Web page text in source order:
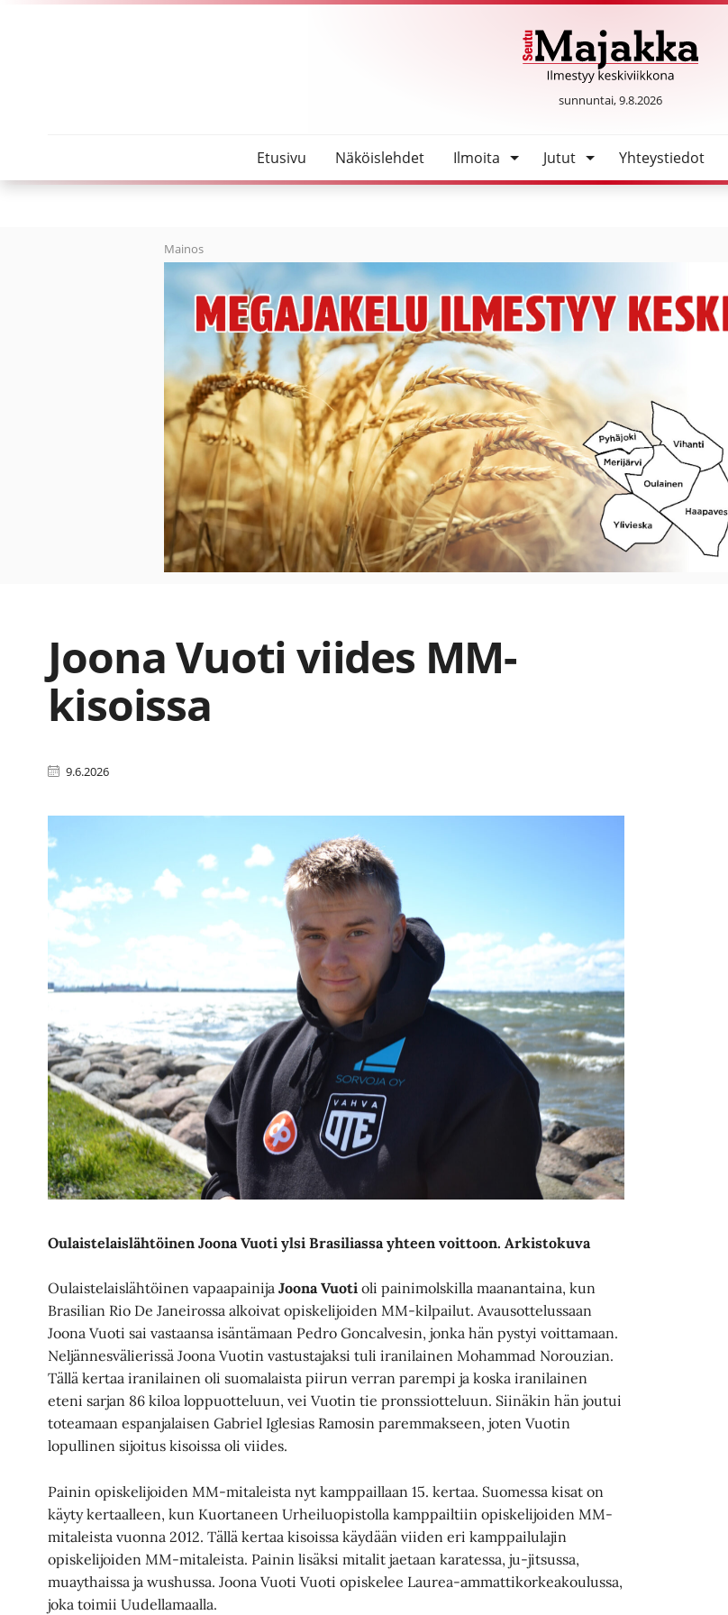
SeutuMajakka
sunnuntai, 9.8.2026
Etusivu Näköislehdet Ilmoita Jutut Yhteystiedot
Mainos
Joona Vuoti viides MM-
kisoissa
9.6.2026
Oulaistelaislähtöinen Joona Vuoti ylsi Brasiliassa yhteen voittoon. Arkistokuva
Oulaistelaislähtöinen vapaapainijaJoona Vuoti oli painimolskilla maanantaina, kun
Brasilian Rio De Janeirossa alkoivat opiskelijoiden MM-kilpailut. Avausottelussaan
Joona Vuoti sai vastaansa isäntämaan Pedro Goncalvesin, jonka hän pystyi voittamaan.
Neljännesvälierissä Joona Vuotin vastustajaksi tuli iranilainen Mohammad Norouzian.
Tällä kertaa iranilainen oli suomalaista piirun verran parempi ja koska iranilainen
eteni sarjan 86 kiloa loppuotteluun, vei Vuotin tie pronssiotteluun. Siinäkin hän joutui
toteamaan espanjalaisen Gabriel Iglesias Ramosin paremmakseen, joten Vuotin
lopullinen sijoitus kisoissa oli viides.
Painin opiskelijoiden MM-mitaleista nyt kamppaillaan 15. kertaa. Suomessa kisat on
käyty kertaalleen, kun Kuortaneen Urheiluopistolla kamppailtiin opiskelijoiden MM-
mitaleista vuonna 2012. Tällä kertaa kisoissa käydään viiden eri kamppailulajin
opiskelijoiden MM-mitaleista. Painin lisäksi mitalit jaetaan karatessa, ju-jitsussa,
muaythaissa ja wushussa. Joona Vuoti Vuoti opiskelee Laurea-ammattikorkeakoulussa,
joka toimii Uudellamaalla.